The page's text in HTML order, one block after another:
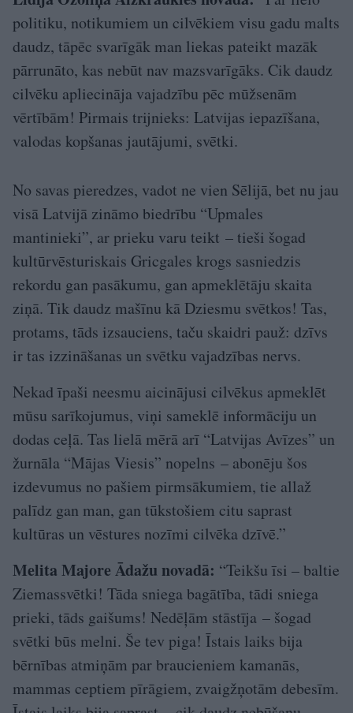
politiku, notikumiem un cilvēkiem visu gadu malts
daudz, tāpēc svarīgāk man liekas pateikt mazāk
pārrunāto, kas nebūt nav mazsvarīgāks. Cik daudz
cilvēku apliecināja vajadzību pēc mūžsenām
vērtībām! Pirmais trijnieks: Latvijas iepazīšana,
valodas kopšanas jautājumi, svētki.
No savas pieredzes, vadot ne vien Sēlijā, bet nu jau
visā Latvijā zināmo biedrību “Upmales
mantinieki”, ar prieku varu teikt – tieši šogad
kultūrvēsturiskais Gricgales krogs sasniedzis
rekordu gan pasākumu, gan apmeklētāju skaita
ziņā. Tik daudz mašīnu kā Dziesmu svētkos! Tas,
protams, tāds izsauciens, taču skaidri pauž: dzīvs
ir tas izzināšanas un svētku vajadzības nervs.
Nekad īpaši neesmu aicinājusi cilvēkus apmeklēt
mūsu sarīkojumus, viņi sameklē informāciju un
dodas ceļā. Tas lielā mērā arī “Latvijas Avīzes” un
žurnāla “Mājas Viesis” nopelns – abonēju šos
izdevumus no pašiem pirmsākumiem, tie allaž
palīdz gan man, gan tūkstošiem citu saprast
kultūras un vēstures nozīmi cilvēka dzīvē.”
Melita Majore Ādažu novadā: “Teikšu īsi – baltie
Ziemassvētki! Tāda sniega bagātība, tādi sniega
prieki, tāds gaišums! Nedēļām stāstīja – šogad
svētki būs melni. Še tev piga! Īstais laiks bija
bērnības atmiņām par braucieniem kamanās,
mammas ceptiem pīrāgiem, zvaigžņotām debesīm.